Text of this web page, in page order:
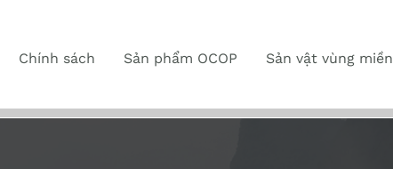
Chính sách Sản phẩm OCOP Sản vật vùng miền